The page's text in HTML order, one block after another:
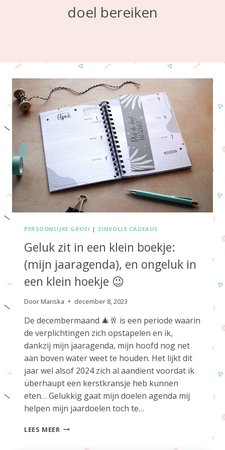
doel bereiken
PERSOONLIJKE GROEI | ZINVOLLE CADEAUS
Geluk zit in een klein boekje:
(mijn jaaragenda), en ongeluk in
een klein hoekje 😉
Door Mariska december 8, 2023
De decembermaand 🎄🥂 is een periode waarin
de verplichtingen zich opstapelen en ik,
dankzij mijn jaaragenda, mijn hoofd nog net
aan boven water weet te houden. Het lijkt dit
jaar wel alsof 2024 zich al aandient voordat ik
überhaupt een kerstkransje heb kunnen
eten… Gelukkig gaat mijn doelen agenda mij
helpen mijn jaardoelen toch te…
LEES MEER GELUK